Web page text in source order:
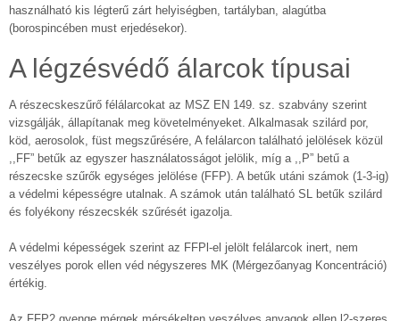
használható kis légterű zárt helyiségben, tartályban, alagútba
(borospincében must erjedésekor).
A légzésvédő álarcok típusai
A részecskeszűrő félálarcokat az MSZ EN 149. sz. szabvány szerint
vizsgálják, állapítanak meg követelményeket. Alkalmasak szilárd por,
köd, aerosolok, füst megszűrésére, A felálarcon található jelölések közül
,,FF” betűk az egyszer használatosságot jelölik, míg a ,,P” betű a
részecske szűrők egységes jelölése (FFP). A betűk utáni számok (1-3-ig)
a védelmi képességre utalnak. A számok után található SL betűk szilárd
és folyékony részecskék szűrését igazolja.
A védelmi képességek szerint az FFPl-el jelölt felálarcok inert, nem
veszélyes porok ellen véd négyszeres MK (Mérgezőanyag Koncentráció)
értékig.